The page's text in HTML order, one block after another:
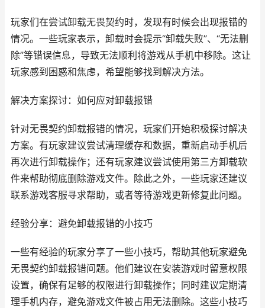
玩家们在尝试卸载无畏契约时，发现有时候会出现报错的
情况。一些玩家表示，卸载时会提示“卸载失败”、“无法删
除”等错误信息，导致无法顺利将游戏从手机中移除。这让
玩家感到困惑和焦虑，希望能够找到解决方法。
解决方案探讨：如何应对卸载报错
针对无畏契约卸载报错的情况，玩家们开始积极探讨解决
方案。有玩家建议尝试清理缓存和数据，重新启动手机后
再次进行卸载操作；还有玩家建议尝试使用第三方卸载软
件来帮助彻底删除游戏文件。除此之外，一些玩家还建议
联系游戏客服寻求帮助，或者等待游戏更新修复此问题。
经验分享：避免卸载报错的小技巧
一些有经验的玩家分享了一些小技巧，帮助其他玩家避免
无畏契约卸载报错问题。他们建议在安装游戏时留意权限
设置，确保有足够的权限进行卸载操作；同时建议定期清
理手机内存，避免游戏文件被占用无法删除。这些小技巧